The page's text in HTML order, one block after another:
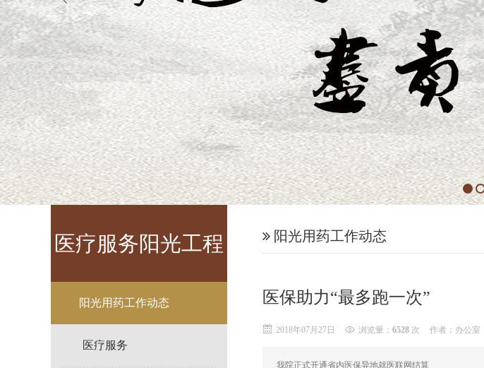
医疗服务阳光工程
阳光用药工作动态
医疗服务
阳光用药工作动态
医保助力“最多跑一次”
2018年07月27日 浏览量： 6528 次 作者：办公室
我院正式开通省内医保异地就医联网结算